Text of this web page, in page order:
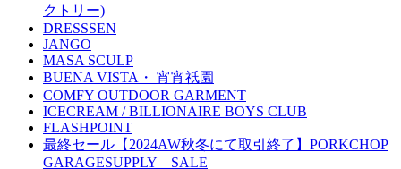
クトリー)
DRESSSEN
JANGO
MASA SCULP
BUENA VISTA・ 宵宵祇園
COMFY OUTDOOR GARMENT
ICECREAM / BILLIONAIRE BOYS CLUB
FLASHPOINT
最終セール【2024AW秋冬にて取引終了】PORKCHOP
GARAGESUPPLY SALE